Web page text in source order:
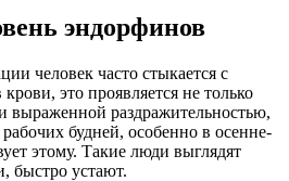
эндорфинов
человек часто стыкается с
это проявляется не только
выраженной раздражительностью,
будней, особенно в осенне-
этому. Такие люди выглядят
быстро устают.